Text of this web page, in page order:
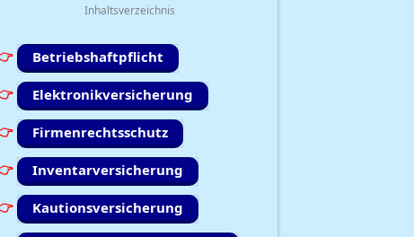
Inhaltsverzeichnis
Betriebshaftpflicht
Elektronikversicherung
Firmenrechtsschutz
Inventarversicherung
Kautionsversicherung